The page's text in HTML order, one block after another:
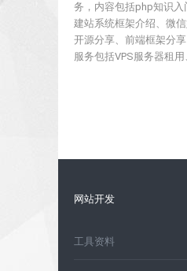
务，内容包括php知识入
建站系统框架介绍、微
开源分享、前端框架分
服务包括VPS服务器租
网站开发
工具资料